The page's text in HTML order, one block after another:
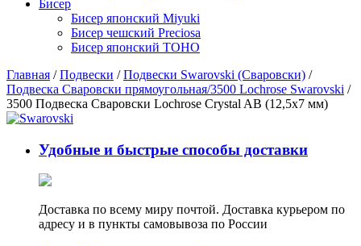
Бисер
Бисер японский Miyuki
Бисер чешский Preciosa
Бисер японский TOHO
Главная /Подвески /Подвески Swarovski (Сваровски) /
Подвеска Сваровски прямоугольная/3500 Lochrose Swarovski /
3500 Подвеска Сваровски Lochrose Crystal AB (12,5х7 мм)
Удобные и быстрые способы доставки
Доставка по всему миру почтой. Доставка курьером по
адресу и в пункты самовывоза по России